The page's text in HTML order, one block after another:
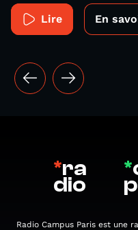
Lire En
*ra
dio
*
Radio Campus Paris est une